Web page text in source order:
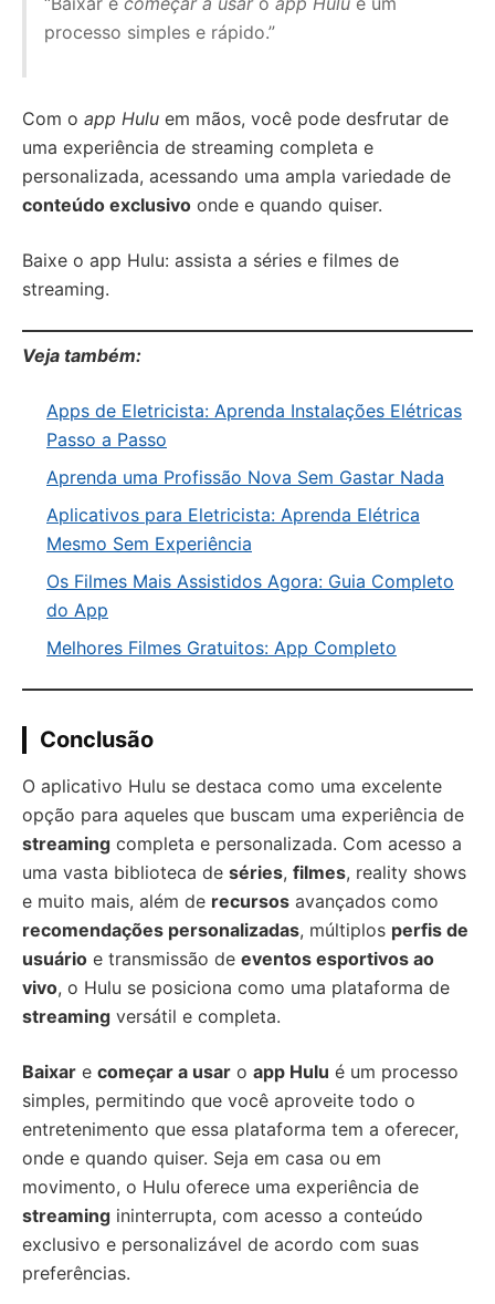
processo simples e rápido.”
Com o app Hulu em mãos, você pode desfrutar de
uma experiência de streaming completa e
personalizada, acessando uma ampla variedade de
conteúdo exclusivo onde e quando quiser.
Baixe o app Hulu: assista a séries e filmes de
streaming.
Veja também:
Apps de Eletricista: Aprenda Instalações Elétricas
Passo a Passo
Aprenda uma Profissão Nova Sem Gastar Nada
Aplicativos para Eletricista: Aprenda Elétrica
Mesmo Sem Experiência
Os Filmes Mais Assistidos Agora: Guia Completo
do App
Melhores Filmes Gratuitos: App Completo
Conclusão
O aplicativo Hulu se destaca como uma excelente
opção para aqueles que buscam uma experiência de
streaming completa e personalizada. Com acesso a
uma vasta biblioteca de séries, filmes, reality shows
e muito mais, além de recursos avançados como
recomendações personalizadas, múltiplos perfis de
usuário e transmissão de eventos esportivos ao
vivo, o Hulu se posiciona como uma plataforma de
streaming versátil e completa.
Baixar e começar a usar o app Hulu é um processo
simples, permitindo que você aproveite todo o
entretenimento que essa plataforma tem a oferecer,
onde e quando quiser. Seja em casa ou em
movimento, o Hulu oferece uma experiência de
streaming ininterrupta, com acesso a conteúdo
exclusivo e personalizável de acordo com suas
preferências.